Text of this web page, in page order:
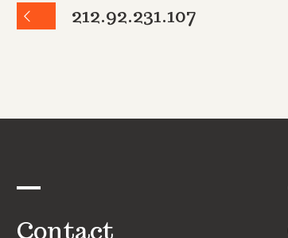
212.92.231.107
Contact